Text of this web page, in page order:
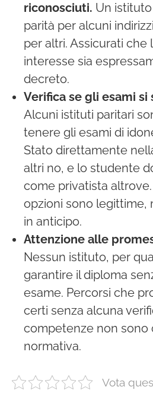
riconosciuti. Un
parità per alcuni
per altri. Assicurati che
interesse sia
decreto.
Verifica se gli esami si
Alcuni istituti paritari
tenere gli esami di
Stato direttamente
altri no, e lo studente
come privatista
opzioni sono legittime,
in anticipo.
Attenzione alle
Nessun istituto, per
garantire il diploma
esame. Percorsi che
certi senza alcuna
competenze non sono
normativa.
Vota